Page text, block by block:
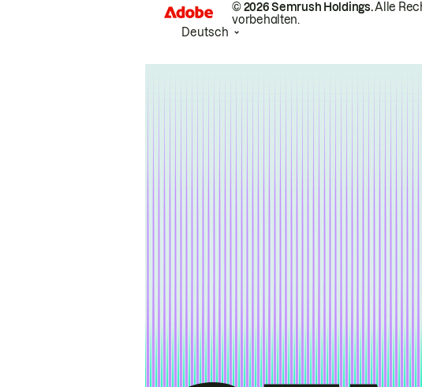
© 2026 Semrush Holdings.Alle
vorbehalten.
Deutsch